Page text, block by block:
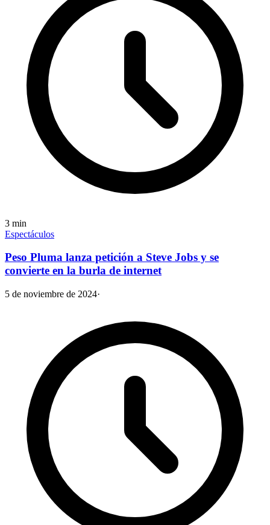
3 min
Espectáculos
Peso Pluma lanza petición a Steve Jobs y se
convierte en la burla de internet
5 de noviembre de 2024·